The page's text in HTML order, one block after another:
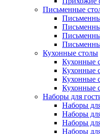
Письменные
Кухонные столы
Кухонные
Кухонные
Кухонные
Кухонные
Наборы для
Наборы
Наборы
Наборы
Наборы